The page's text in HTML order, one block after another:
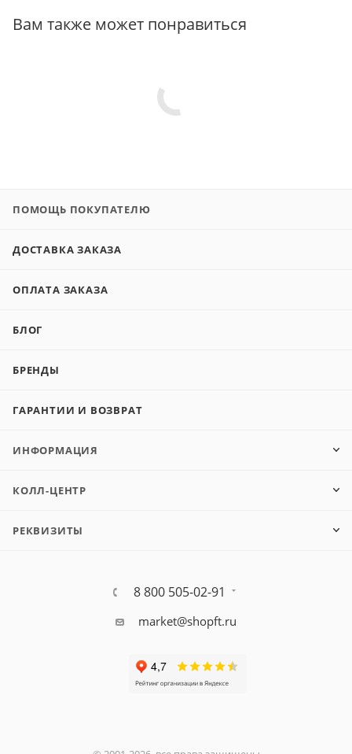
Вам также может понравиться
ПОМОЩЬ ПОКУПАТЕЛЮ
ДОСТАВКА ЗАКАЗА
ОПЛАТА ЗАКАЗА
БЛОГ
БРЕНДЫ
ГАРАНТИИ И ВОЗВРАТ
ИНФОРМАЦИЯ
КОЛЛ-ЦЕНТР
РЕКВИЗИТЫ
8 800 505-02-91
market@shopft.ru